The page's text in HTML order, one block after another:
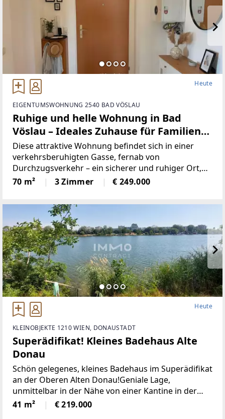
Heute
EIGENTUMSWOHNUNG 2540 BAD VÖSLAU
Ruhige und helle Wohnung in Bad
Vöslau – Ideales Zuhause für Familien
und Senioren mit großem
Gemeinschaftsgarten
Diese attraktive Wohnung befindet sich in einer
verkehrsberuhigten Gasse, fernab von
Durchzugsverkehr – ein sicherer und ruhiger Ort,
ideal auch für Kinder zum Spielen und Aufwachsen
sowie für ältere Personen, die eine entspannte und
70 m² 3 Zimmer € 249.000
Heute
KLEINOBJEKTE 1210 WIEN, DONAUSTADT
Superädifikat! Kleines Badehaus Alte
Donau
Schön gelegenes, kleines Badehaus im Superädifikat
an der Oberen Alten Donau!Geniale Lage,
unmittelbar in der Nähe von einer Kantine in der
schönes Essen und Getränke in ansprechendem
Ambiente genossen werden können.ca.30m zur
41 m² € 219.000